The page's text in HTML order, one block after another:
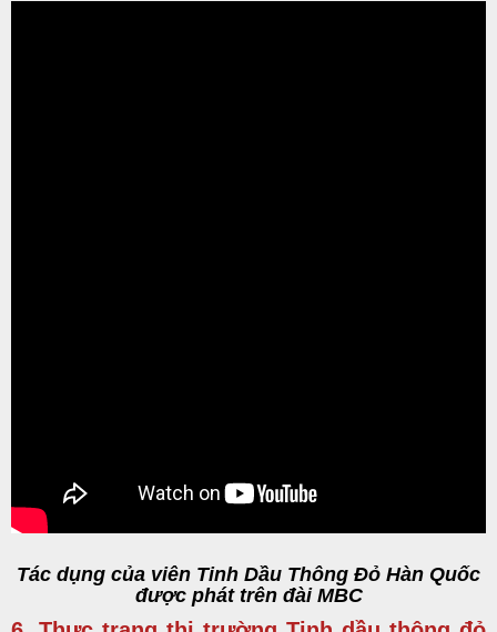
Tác dụng của viên Tinh Dầu Thông Đỏ Hàn Quốc
được phát trên đài MBC